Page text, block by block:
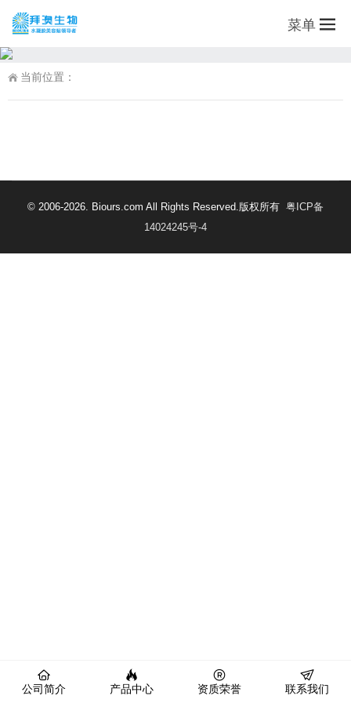
菜单
当前位置：
© 2006-2026. Biours.com All Rights Reserved.版权所有 粤ICP备
14024245号-4
公司简介 产品中心 资质荣誉 联系我们